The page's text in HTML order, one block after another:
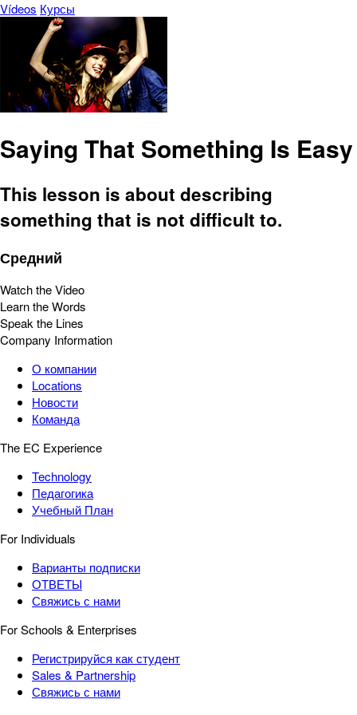
Vídeos Курсы
Saying That Something Is Easy
This lesson is about describing
something that is not difficult to.
Средний
Watch the Video
Learn the Words
Speak the Lines
Company Information
О компании
Locations
Новости
Команда
The EC Experience
Technology
Педагогика
Учебный План
For Individuals
Варианты подписки
ОТВЕТЫ
Свяжись с нами
For Schools & Enterprises
Регистрируйся как студент
Sales & Partnership
Свяжись с нами